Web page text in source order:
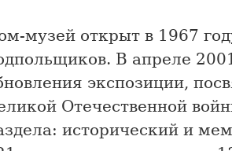
музей открыт в 1967
В апреле
экспозиции,
Отечественной
исторический и